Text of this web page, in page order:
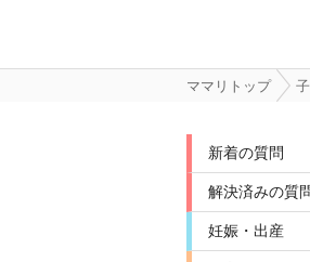
ママリトップ
新着の質問
解決済みの質
妊娠・出産